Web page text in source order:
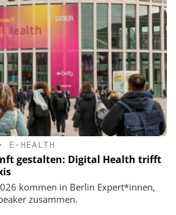
E-HEALTH
gestalten: Digital Health trifft
kommen in Berlin Expert*innen,
zusammen.